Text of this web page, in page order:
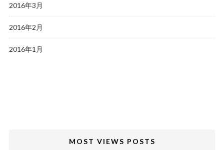
2016年3月
2016年2月
2016年1月
MOST VIEWS POSTS